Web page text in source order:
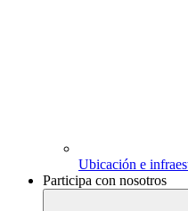
Ubicación e
Participa con nosotros